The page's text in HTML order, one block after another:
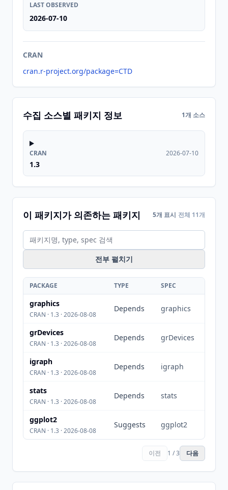
LAST OBSERVED
2026-07-10
CRAN
cran.r-project.org/package=CTD
수집 소스별 패키지 정보 1개 소스
CRAN
1.3
2026-07-10
이 패키지가 의존하는 패키지 5개 표시 전체 11개
전부 펼치기
PACKAGE TYPE SPEC
graphics
CRAN · 1.3 · 2026-08-08
Depends graphics
grDevices
CRAN · 1.3 · 2026-08-08
Depends grDevices
igraph
CRAN · 1.3 · 2026-08-08
Depends igraph
stats
CRAN · 1.3 · 2026-08-08
Depends stats
ggplot2
CRAN · 1.3 · 2026-08-08
Suggests ggplot2
이전 1 / 3 다음